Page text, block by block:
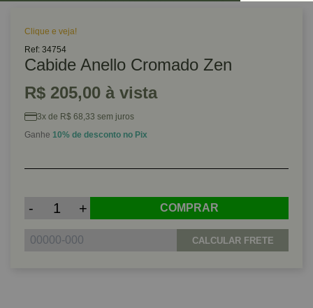
Clique e veja!
Ref: 34754
Cabide Anello Cromado Zen
R$ 205,00 à vista
3x de R$ 68,33 sem juros
Ganhe 10% de desconto no Pix
- + COMPRAR
CALCULAR FRETE